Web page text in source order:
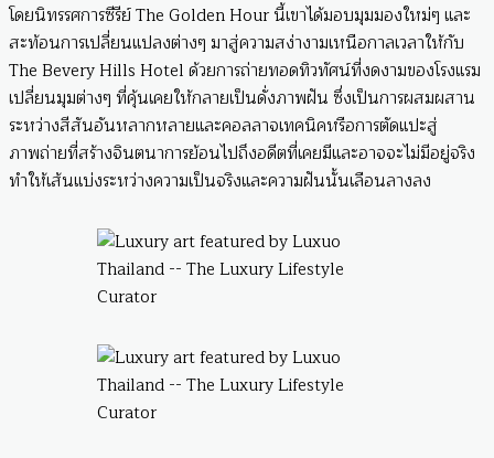
โดยนิทรรศการซีรีย์ The Golden Hour นี้เขาได้มอบมุมมองใหม่ๆ และ
สะท้อนการเปลี่ยนแปลงต่างๆ มาสู่ความสง่างามเหนือกาลเวลาให้กับ
The Bevery Hills Hotel ด้วยการถ่ายทอดทิวทัศน์ที่งดงามของโรงแรม
เปลี่ยนมุมต่างๆ ที่คุ้นเคยให้กลายเป็นดั่งภาพฝัน ซึ่งเป็นการผสมผสาน
ระหว่างสีสันอันหลากหลายและคอลลาจเทคนิคหรือการตัดแปะสู่
ภาพถ่ายที่สร้างจินตนาการย้อนไปถึงอดีตที่เคยมีและอาจจะไม่มีอยู่จริง
ทำให้เส้นแบ่งระหว่างความเป็นจริงและความฝันนั้นเลือนลางลง